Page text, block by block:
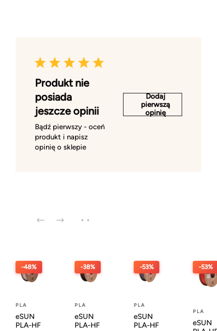
Produkt nie
posiada
jeszcze opinii
Bądź pierwszy - oceń
produkt i napisz
opinię o sklepie
Dodaj
pierwszą
opinię
-48%
PLA
eSUN
PLA-HF
-38%
PLA
eSUN
PLA-HF
-53%
PLA
eSUN
PLA-HF
-53%
PLA
eSUN